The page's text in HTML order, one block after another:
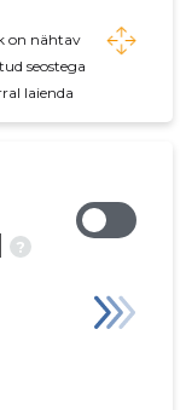
on nähtav
seostega
laienda
?